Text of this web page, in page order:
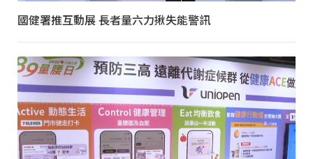
國健署推互動展 長者量六力揪失能警訊